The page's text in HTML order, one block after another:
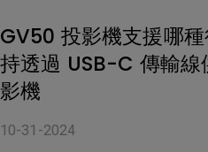
GV50 投影機支援哪
持透過 USB-C 傳輸
影機
10-31-2024